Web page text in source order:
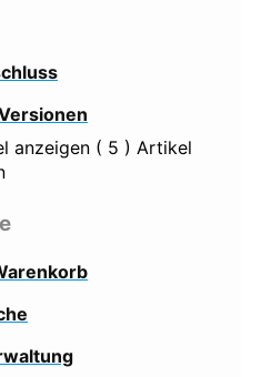
anzeigen ( 5 ) Artikel